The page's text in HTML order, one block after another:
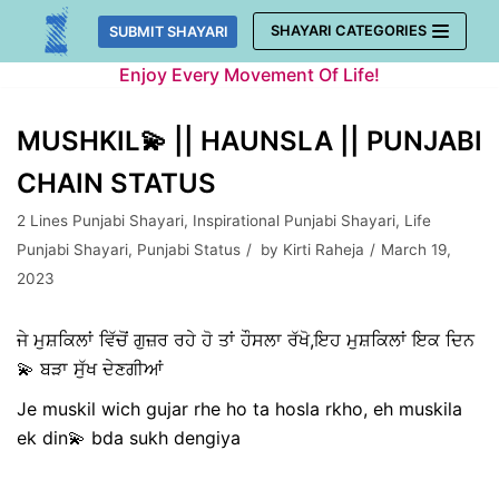
Skip
SUBMIT SHAYARI SHAYARI CATEGORIES
Enjoy Every Movement Of Life!
MUSHKIL💫 || HAUNSLA || PUNJABI
CHAIN STATUS
2 Lines Punjabi Shayari, Inspirational Punjabi Shayari, Life
Punjabi Shayari, Punjabi Status by Kirti Raheja
March 19,
2023
ਜੇ ਮੁਸ਼ਕਿਲਾਂ ਵਿੱਚੋਂ ਗੁਜ਼ਰ ਰਹੇ ਹੋ ਤਾਂ ਹੌਸਲਾ ਰੱਖੋ,ਇਹ ਮੁਸ਼ਕਿਲਾਂ ਇਕ ਦਿਨ
💫 ਬੜਾ ਸੁੱਖ ਦੇਣਗੀਆਂ
Je muskil wich gujar rhe ho ta hosla rkho, eh muskila
ek din💫 bda sukh dengiya